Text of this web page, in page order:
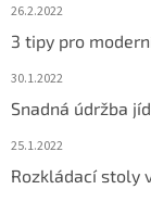
26.2.2022
3 tipy pro
30.1.2022
Snadná údržba
25.1.2022
Rozkládací stoly